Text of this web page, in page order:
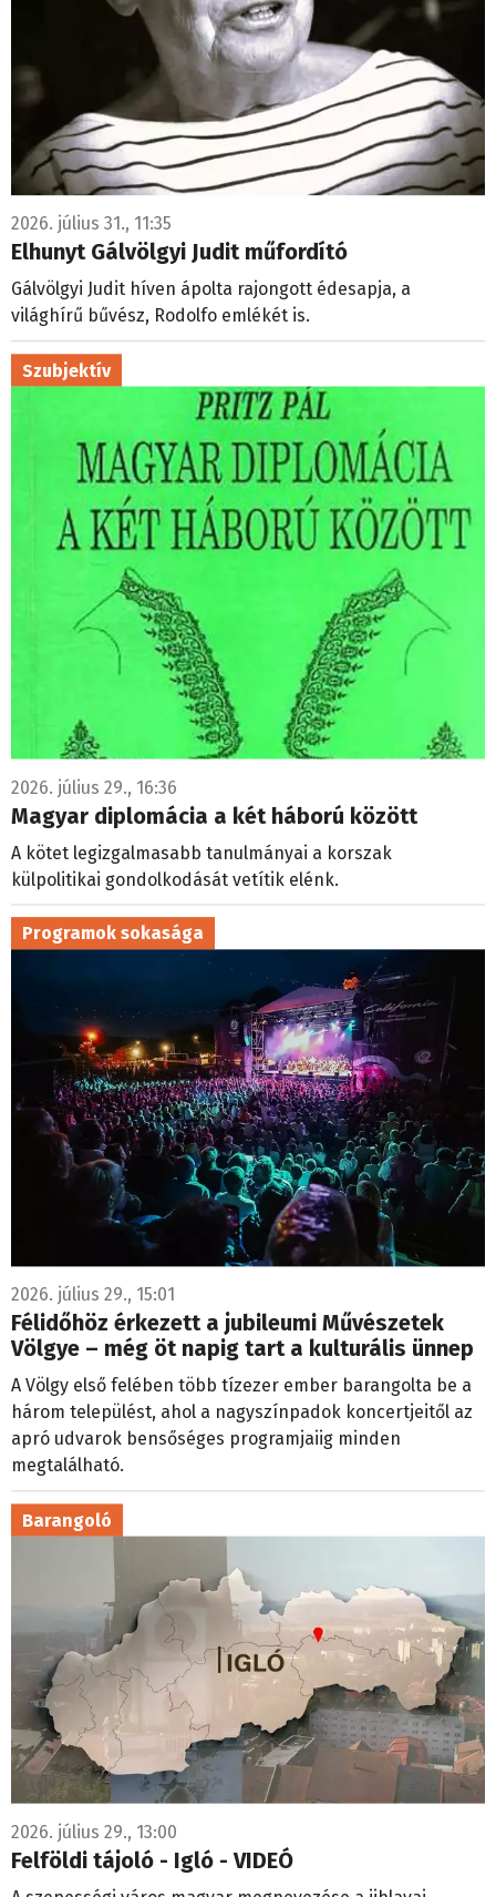
2026. július 31., 11:35
Elhunyt Gálvölgyi Judit műfordító
Gálvölgyi Judit híven ápolta rajongott édesapja, a
világhírű bűvész, Rodolfo emlékét is.
Szubjektív
2026. július 29., 16:36
Magyar diplomácia a két háború között
A kötet legizgalmasabb tanulmányai a korszak
külpolitikai gondolkodását vetítik elénk.
Programok sokasága
2026. július 29., 15:01
Félidőhöz érkezett a jubileumi Művészetek
Völgye – még öt napig tart a kulturális ünnep
A Völgy első felében több tízezer ember barangolta be a
három települést, ahol a nagyszínpadok koncertjeitől az
apró udvarok bensőséges programjaiig minden
megtalálható.
Barangoló
2026. július 29., 13:00
Felföldi tájoló - Igló - VIDEÓ